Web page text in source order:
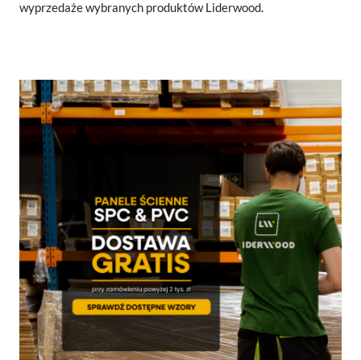
wyprzedaże wybranych produktów Liderwood.